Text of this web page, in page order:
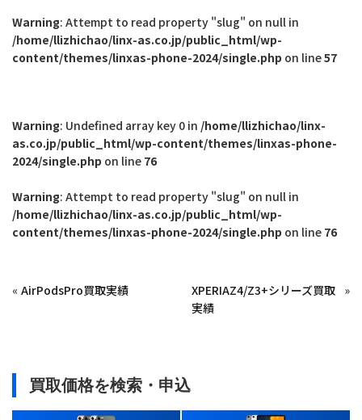
Warning: Attempt to read property "slug" on null in
/home/llizhichao/linx-as.co.jp/public_html/wp-
content/themes/linxas-phone-2024/single.php on line57
Warning: Undefined array key 0 in /home/llizhichao/linx-
as.co.jp/public_html/wp-content/themes/linxas-phone-
2024/single.php on line 76
Warning: Attempt to read property "slug" on null in
/home/llizhichao/linx-as.co.jp/public_html/wp-
content/themes/linxas-phone-2024/single.php on line 76
« AirPodsPro買取実績
XPERIAZ4/Z3+シリーズ買取
実績
»
買取価格を検索・申込